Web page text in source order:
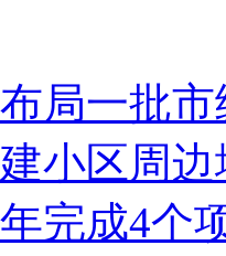
局一批市
小区周
完成4个